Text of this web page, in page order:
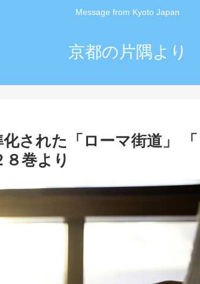
Message from Kyoto Japan
京都の片隅より
された「ローマ街道」
巻より